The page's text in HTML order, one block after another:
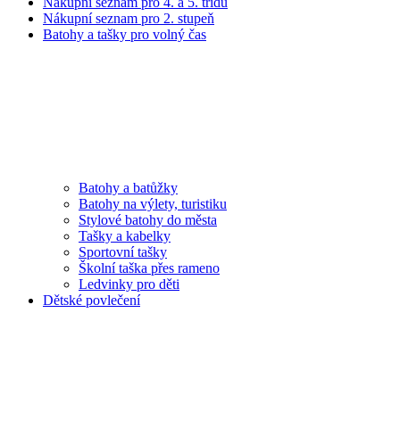
Nákupní seznam pro 2. stupeň
Batohy a tašky pro volný čas
Batohy a batůžky
Batohy na výlety, turistiku
Stylové batohy do města
Tašky a kabelky
Sportovní tašky
Školní taška přes rameno
Ledvinky pro děti
Dětské povlečení